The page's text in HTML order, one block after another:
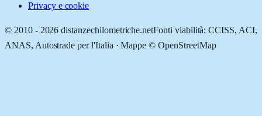
Privacy e cookie
© 2010 - 2026 distanzechilometriche.netFonti viabilità: CCISS, ACI,
ANAS, Autostrade per l'Italia · Mappe © OpenStreetMap